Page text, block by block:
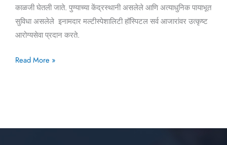
काळजी घेतली जाते. पुण्याच्या केंद्रस्थानी असलेले आणि अत्याधुनिक पायाभूत
सुविधा असलेले इनामदार मल्टीस्पेशालिटी हॉस्पिटल सर्व आजारांवर उत्कृष्ट
आरोग्यसेवा प्रदान करते.
Read More »